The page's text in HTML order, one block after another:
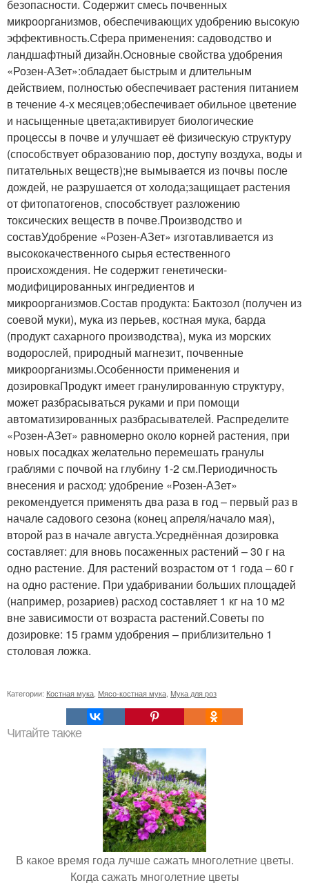
безопасности. Содержит смесь почвенных
микроорганизмов, обеспечивающих удобрению высокую
эффективность.Сфера применения: садоводство и
ландшафтный дизайн.Основные свойства удобрения
«Розен-АЗет»:обладает быстрым и длительным
действием, полностью обеспечивает растения питанием
в течение 4-х месяцев;обеспечивает обильное цветение
и насыщенные цвета;активирует биологические
процессы в почве и улучшает её физическую структуру
(способствует образованию пор, доступу воздуха, воды и
питательных веществ);не вымывается из почвы после
дождей, не разрушается от холода;защищает растения
от фитопатогенов, способствует разложению
токсических веществ в почве.Производство и
составУдобрение «Розен-АЗет» изготавливается из
высококачественного сырья естественного
происхождения. Не содержит генетически-
модифицированных ингредиентов и
микроорганизмов.Состав продукта: Бактозол (получен из
соевой муки), мука из перьев, костная мука, барда
(продукт сахарного производства), мука из морских
водорослей, природный магнезит, почвенные
микроорганизмы.Особенности применения и
дозировкаПродукт имеет гранулированную структуру,
может разбрасываться руками и при помощи
автоматизированных разбрасывателей. Распределите
«Розен-АЗет» равномерно около корней растения, при
новых посадках желательно перемешать гранулы
граблями с почвой на глубину 1-2 см.Периодичность
внесения и расход: удобрение «Розен-АЗет»
рекомендуется применять два раза в год – первый раз в
начале садового сезона (конец апреля/начало мая),
второй раз в начале августа.Усреднённая дозировка
составляет: для вновь посаженных растений – 30 г на
одно растение. Для растений возрастом от 1 года – 60 г
на одно растение. При удабривании больших площадей
(например, розариев) расход составляет 1 кг на 10 м2
вне зависимости от возраста растений.Советы по
дозировке: 15 грамм удобрения – приблизительно 1
столовая ложка.
Категории: Костная мука Мясо-костная мука Мука для роз
Читайте также
В какое время года лучше сажать многолетние цветы.
Когда сажать многолетние цветы